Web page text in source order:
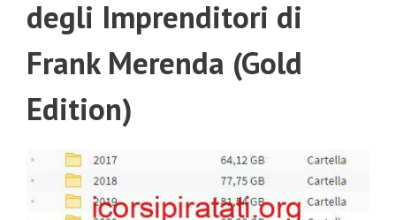
degli Imprenditori di
Frank Merenda (Gold
Edition)